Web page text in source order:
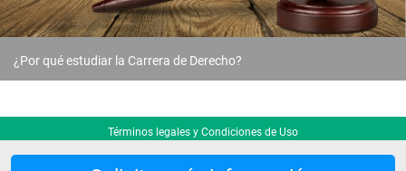
¿Por qué estudiar la Carrera de Derecho?
Términos legales y Condiciones de Uso